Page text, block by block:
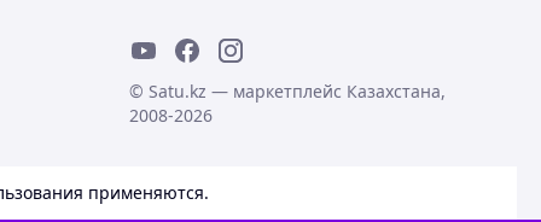
© Satu.kz — маркетплейс Казахстана,
2008-2026
применяются.